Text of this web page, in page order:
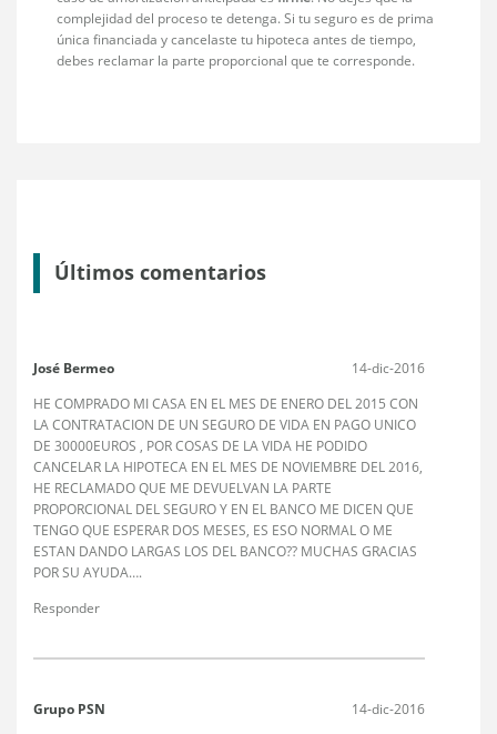
complejidad del proceso te detenga. Si tu seguro es de prima
única financiada y cancelaste tu hipoteca antes de tiempo,
debes reclamar la parte proporcional que te corresponde.
Últimos comentarios
José Bermeo 14-dic-2016
HE COMPRADO MI CASA EN EL MES DE ENERO DEL 2015 CON
LA CONTRATACION DE UN SEGURO DE VIDA EN PAGO UNICO
DE 30000EUROS , POR COSAS DE LA VIDA HE PODIDO
CANCELAR LA HIPOTECA EN EL MES DE NOVIEMBRE DEL 2016,
HE RECLAMADO QUE ME DEVUELVAN LA PARTE
PROPORCIONAL DEL SEGURO Y EN EL BANCO ME DICEN QUE
TENGO QUE ESPERAR DOS MESES, ES ESO NORMAL O ME
ESTAN DANDO LARGAS LOS DEL BANCO?? MUCHAS GRACIAS
POR SU AYUDA….
Responder
Grupo PSN 14-dic-2016